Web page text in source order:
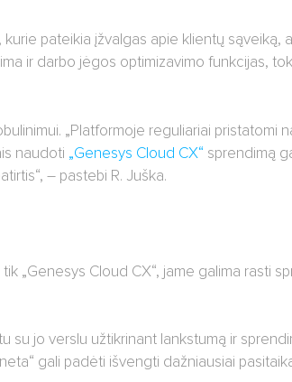
pateikia įžvalgas apie klientų sąveiką,
ir darbo jėgos optimizavimo funkcijas,
„Platformoje reguliariai pristatomi
naudoti „Genesys Cloud CX“ sprendimą
– pastebi R. Juška.
„Genesys Cloud CX“, jame galima rasti
su jo verslu užtikrinant lankstumą ir
gali padėti išvengti dažniausiai